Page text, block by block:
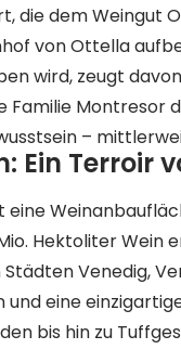
die dem Weingut
von Ottella
wird, zeugt
Familie Montresor
–
Ein Terroir
eine
Hektoliter Wein
Venedig,
und eine
bis hin zu